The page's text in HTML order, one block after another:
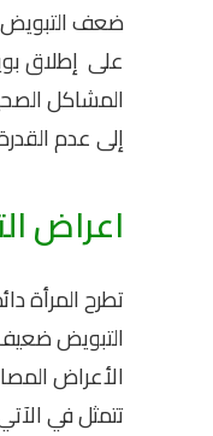
ضعف
على إطلاق
المشاكل
إلى عدم
اعراض
تطرح المرأة
التبويض
الأعراض
تتمثل في